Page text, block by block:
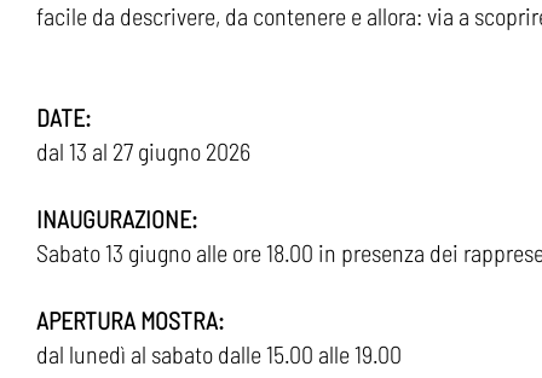
facile da descrivere, da contenere e allora: via a
DATE:
dal 13 al 27 giugno 2026
INAUGURAZIONE:
Sabato 13 giugno alle ore 18.00 in presenza dei
APERTURA MOSTRA:
dal lunedì al sabato dalle 15.00 alle 19.00